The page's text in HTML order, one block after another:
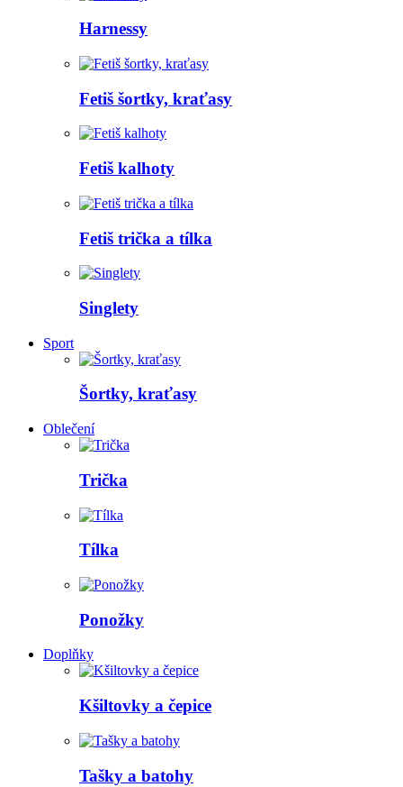
Harnessy
Fetiš šortky, kraťasy
Fetiš kalhoty
Fetiš trička a tílka
Singlety
Sport
Šortky, kraťasy
Oblečení
Trička
Tílka
Ponožky
Doplňky
Kšiltovky a čepice
Tašky a batohy